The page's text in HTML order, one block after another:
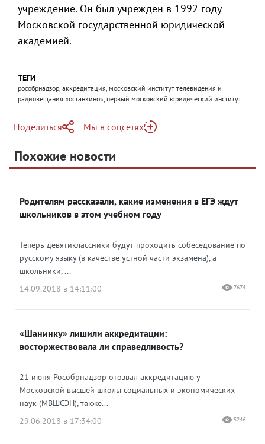
учреждение. Он был учрежден в 1992 году
Московской государственной юридической
академией.
ТЕГИ
рособрнадзор, аккредитация, московский институт телевидения и
радиовещания «останкино», первый московский юридический институт
Поделиться
Telegram
Одноклассники
Мы в соцсетях
Яндекс Дзен
Похожие новости
Родителям рассказали, какие изменения в ЕГЭ ждут
школьников в этом учебном году
Теперь девятиклассники будут проходить собеседование по
русскому языку (в качестве устной части экзамена), а
школьники, ...
14.09.2018 в 14:11:00
7674
«Шанинку» лишили аккредитации:
восторжествовала ли справедливость?
21 июня Рособрнадзор отозвал аккредитацию у
Московской высшей школы социальных и экономических
наук (МВШСЭН), также...
29.06.2018 в 17:34:00
5246